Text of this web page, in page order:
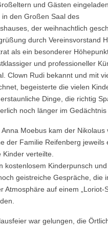
und Gästen
den Großen Saal des
der weihnachtlich
durch Vereinsvorstand
als ein besonderer
und professioneller
Clown Rudi bekannt und mit
begeisterte die vielen
Dinge, die richtig
noch länger im Gedächtnis
Moebus kam der Nikolaus
der Familie Reifenberg jeweils
verteilte.
kostenlosem Kinderpunsch
geistreiche Gespräche, die
Atmosphäre auf einem „Loriot-
war gelungen, die